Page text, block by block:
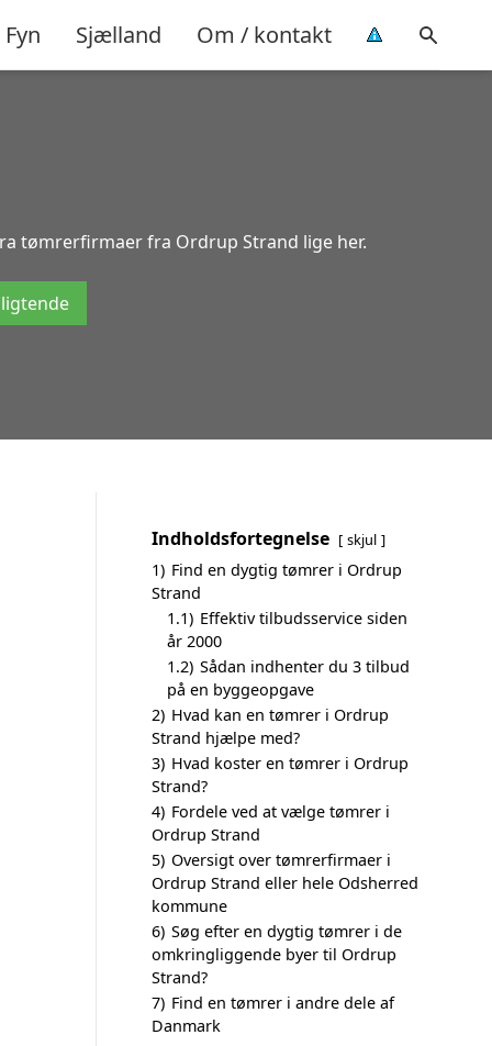
Fyn Sjælland Om / kontakt
tømrerfirmaer fra Ordrup Strand lige her.
Indholdsfortegnelse skjul
1) Find en dygtig tømrer i Ordrup
Strand
1.1) Effektiv tilbudsservice siden
år 2000
1.2) Sådan indhenter du 3 tilbud
på en byggeopgave
2) Hvad kan en tømrer i Ordrup
Strand hjælpe med?
3) Hvad koster en tømrer i Ordrup
Strand?
4) Fordele ved at vælge tømrer i
Ordrup Strand
5) Oversigt over tømrerfirmaer i
Ordrup Strand eller hele Odsherred
kommune
6) Søg efter en dygtig tømrer i de
omkringliggende byer til Ordrup
Strand?
7) Find en tømrer i andre dele af
Danmark